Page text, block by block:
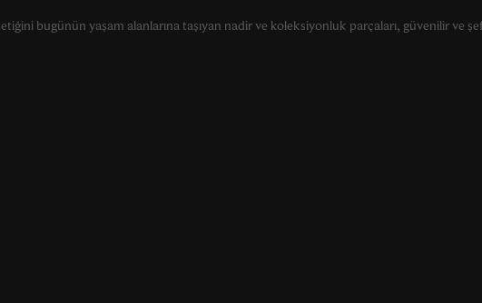
bugünün yaşam alanlarına taşıyan nadir ve koleksiyonluk parçaları, güvenilir ve